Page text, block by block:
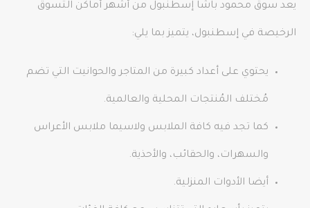
يعد سوق محمود باشا إسطنبول من أشهر أماكن التسوق
الرخيصة في إسطنبول، يتميز بما يلي:
يحتوي على أعداد كبيرة من المتاجر والحوانيت التي تضم
مُختلف المُنتجات المحلية والعالمية.
كما تجد فيه كافة الملابس ولاسيما ملابس الأعراس
والسهرات، والحقائب، والأحذية.
أيضا الأدوات المنزلية.